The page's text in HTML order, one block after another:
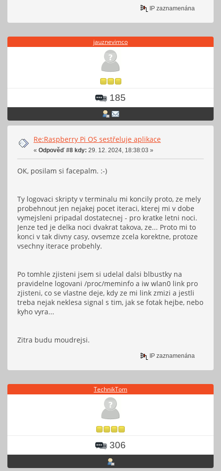
IP zaznamenána
jauznevimco
185
Re:Raspberry Pi OS sestřeluje aplikace
« Odpověď #8 kdy: 29. 12. 2024, 18:38:03 »
OK, posilam si facepalm. :-)
Ty logovaci skripty v terminalu mi koncily proto, ze mely
probehnout jen nejakej pocet iteraci, kterej mi v dobe
vymejsleni pripadal dostatecnej - pro kratke letni noci.
Jenze ted je delka noci dvakrat takova, ze... Proto mi to
konci v tak divny casy, ovsemze zcela korektne, protoze
vsechny iterace probehly.
Po tomhle zjisteni jsem si udelal dalsi blbustky na
pravidelne logovani /proc/meminfo a iw wlan0 link pro
zjisteni, co se vlastne deje, kdy ze mi link zmizi a jestli
treba nejak neklesa signal s tim, jak se fotak hejbe, nebo
kyho vyra...
Zitra budu moudrejsi.
IP zaznamenána
TechnikTom
306